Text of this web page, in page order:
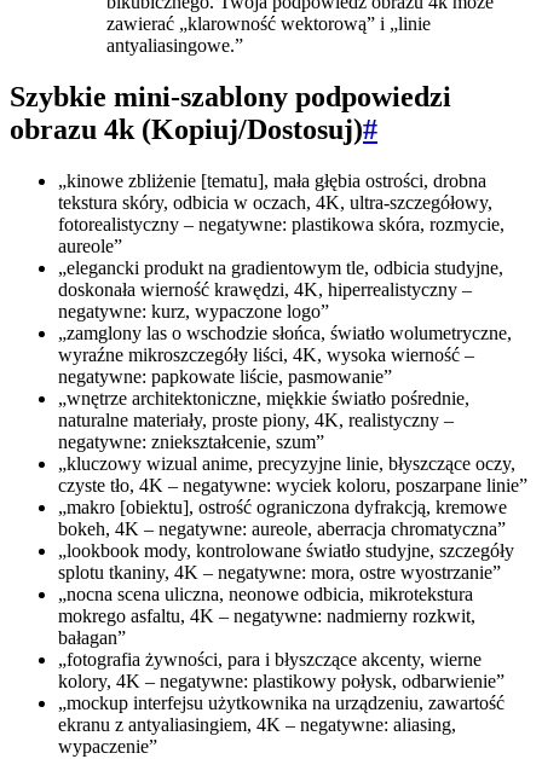
zawierać „klarowność wektorową” i „linie
antyaliasingowe.”
Szybkie mini-szablony podpowiedzi
obrazu 4k (Kopiuj/Dostosuj)#
„kinowe zbliżenie [tematu], mała głębia ostrości, drobna
tekstura skóry, odbicia w oczach, 4K, ultra-szczegółowy,
fotorealistyczny – negatywne: plastikowa skóra, rozmycie,
aureole”
„elegancki produkt na gradientowym tle, odbicia studyjne,
doskonała wierność krawędzi, 4K, hiperrealistyczny –
negatywne: kurz, wypaczone logo”
„zamglony las o wschodzie słońca, światło wolumetryczne,
wyraźne mikroszczegóły liści, 4K, wysoka wierność –
negatywne: papkowate liście, pasmowanie”
„wnętrze architektoniczne, miękkie światło pośrednie,
naturalne materiały, proste piony, 4K, realistyczny –
negatywne: zniekształcenie, szum”
„kluczowy wizual anime, precyzyjne linie, błyszczące oczy,
czyste tło, 4K – negatywne: wyciek koloru, poszarpane linie”
„makro [obiektu], ostrość ograniczona dyfrakcją, kremowe
bokeh, 4K – negatywne: aureole, aberracja chromatyczna”
„lookbook mody, kontrolowane światło studyjne, szczegóły
splotu tkaniny, 4K – negatywne: mora, ostre wyostrzanie”
„nocna scena uliczna, neonowe odbicia, mikrotekstura
mokrego asfaltu, 4K – negatywne: nadmierny rozkwit,
bałagan”
„fotografia żywności, para i błyszczące akcenty, wierne
kolory, 4K – negatywne: plastikowy połysk, odbarwienie”
„mockup interfejsu użytkownika na urządzeniu, zawartość
ekranu z antyaliasingiem, 4K – negatywne: aliasing,
wypaczenie”